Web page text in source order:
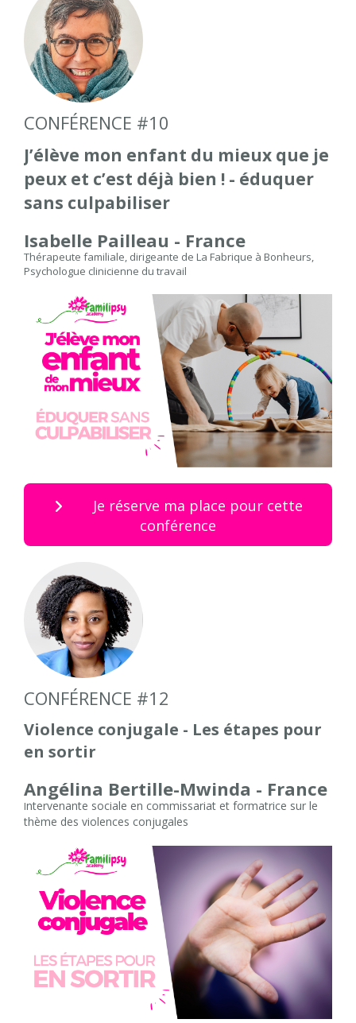
CONFÉRENCE #10
J’élève mon enfant du mieux que je
peux et c’est déjà bien ! - éduquer
sans culpabiliser
Isabelle Pailleau - France
Thérapeute familiale, dirigeante de La Fabrique à Bonheurs,
Psychologue clinicienne du travail
Je réserve ma place pour cette
conférence
CONFÉRENCE #12
Violence conjugale - Les étapes pour
en sortir
Angélina Bertille-Mwinda - France
Intervenante sociale en commissariat et formatrice sur le
thème des violences conjugales